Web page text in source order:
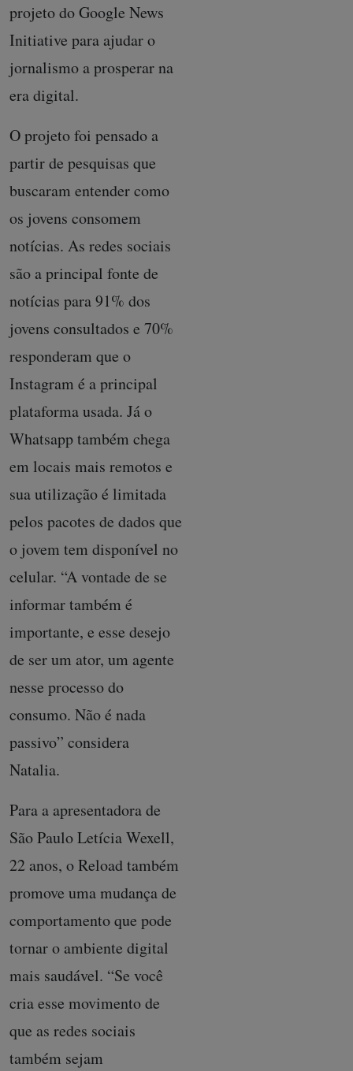
projeto do Google News
Initiative para ajudar o
jornalismo a prosperar na
era digital.
O projeto foi pensado a
partir de pesquisas que
buscaram entender como
os jovens consomem
notícias. As redes sociais
são a principal fonte de
notícias para 91% dos
jovens consultados e 70%
responderam que o
Instagram é a principal
plataforma usada. Já o
Whatsapp também chega
em locais mais remotos e
sua utilização é limitada
pelos pacotes de dados que
o jovem tem disponível no
celular. “A vontade de se
informar também é
importante, e esse desejo
de ser um ator, um agente
nesse processo do
consumo. Não é nada
passivo” considera
Natalia.
Para a apresentadora de
São Paulo Letícia Wexell,
22 anos, o Reload também
promove uma mudança de
comportamento que pode
tornar o ambiente digital
mais saudável. “Se você
cria esse movimento de
que as redes sociais
também sejam